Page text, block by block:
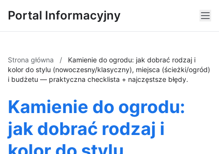
Portal Informacyjny
Strona główna /
Kamienie do ogrodu: jak dobrać rodzaj i
kolor do stylu (nowoczesny/klasyczny), miejsca (ścieżki/ogród)
i budżetu — praktyczna checklista + najczęstsze błędy.
Kamienie do ogrodu:
jak dobrać rodzaj i